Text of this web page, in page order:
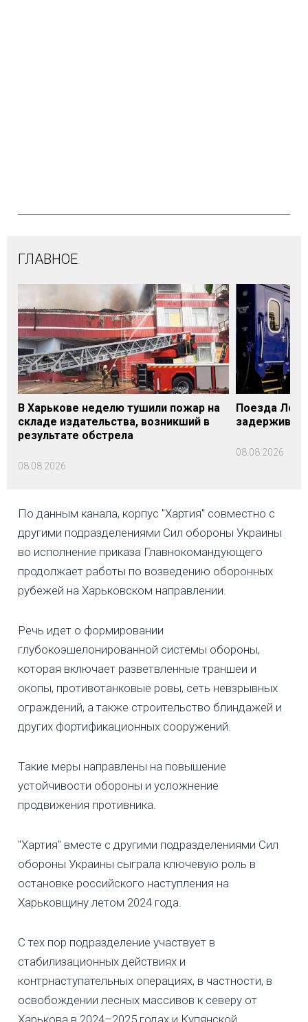
ГЛАВНОЕ
В Харькове неделю тушили пожар на
складе издательства, возникший в
результате обстрела
08.08.2026
Поезда
08.08.2026
По данным канала, корпус "Хартия" совместно с
другими подразделениями Сил обороны Украины
во исполнение приказа Главнокомандующего
продолжает работы по возведению оборонных
рубежей на Харьковском направлении.
Речь идет о формировании
глубокоэшелонированной системы обороны,
которая включает разветвленные траншеи и
окопы, противотанковые ровы, сеть невзрывных
ограждений, а также строительство блиндажей и
других фортификационных сооружений.
Такие меры направлены на повышение
устойчивости обороны и усложнение
продвижения противника.
"Хартия" вместе с другими подразделениями Сил
обороны Украины сыграла ключевую роль в
остановке российского наступления на
Харьковщину летом 2024 года.
С тех пор подразделение участвует в
стабилизационных действиях и
контрнаступательных операциях, в частности, в
освобождении лесных массивов к северу от